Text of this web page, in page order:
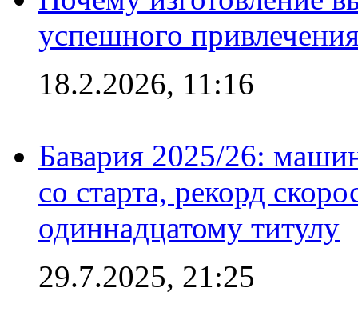
успешного
18.2.2026, 11:16
Бавария 2025/26:
со старта, рекорд
одиннадцатому титулу
29.7.2025, 21:25